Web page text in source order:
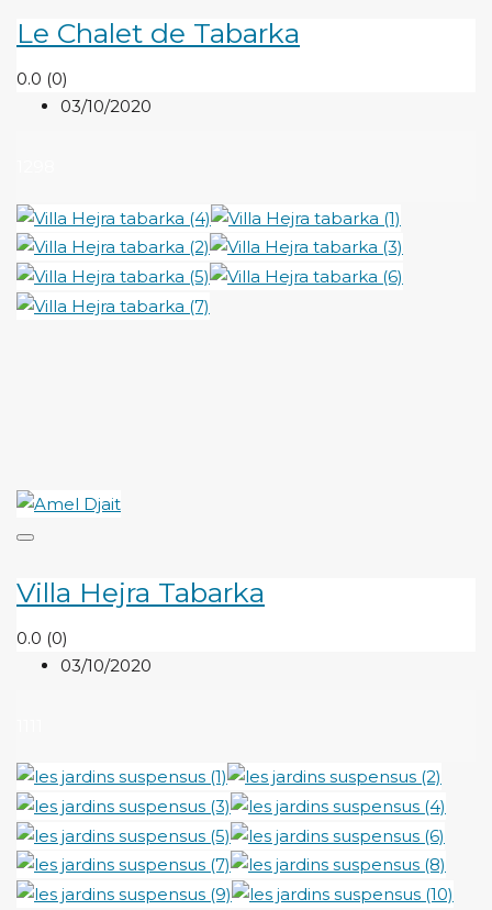
Le Chalet de Tabarka
0.0 (0)
03/10/2020
Villa Hejra Tabarka
0.0 (0)
03/10/2020